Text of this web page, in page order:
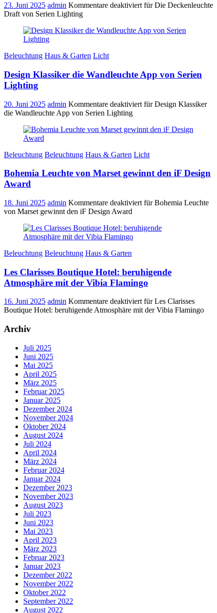
23. Juni 2025 admin Kommentare deaktiviert für Die Deckenleuchte
Draft von Serien Lighting
Beleuchtung Haus & Garten Licht
Design Klassiker die Wandleuchte App von Serien
Lighting
20. Juni 2025 admin Kommentare deaktiviert für Design Klassiker
die Wandleuchte App von Serien Lighting
Beleuchtung Beleuchtung Haus & Garten Licht
Bohemia Leuchte von Marset gewinnt den iF Design
Award
18. Juni 2025 admin Kommentare deaktiviert für Bohemia Leuchte
von Marset gewinnt den iF Design Award
Beleuchtung Beleuchtung Haus & Garten
Les Clarisses Boutique Hotel: beruhigende
Atmosphäre mit der Vibia Flamingo
16. Juni 2025 admin Kommentare deaktiviert für Les Clarisses
Boutique Hotel: beruhigende Atmosphäre mit der Vibia Flamingo
Archiv
Juli 2025
Juni 2025
Mai 2025
April 2025
März 2025
Februar 2025
Januar 2025
Dezember 2024
November 2024
Oktober 2024
August 2024
Juli 2024
April 2024
März 2024
Februar 2024
Januar 2024
Dezember 2023
November 2023
August 2023
Juli 2023
Juni 2023
Mai 2023
April 2023
März 2023
Februar 2023
Januar 2023
Dezember 2022
November 2022
Oktober 2022
September 2022
August 2022